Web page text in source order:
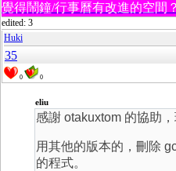
覺得鬧鐘/行事曆有改進的空間
edited: 3
Huki
35
0 0
eliu
感謝 otakuxtom 的協助
用其他的版本的，刪除
的程式。